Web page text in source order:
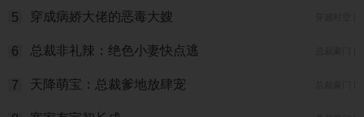
5 穿成病娇大佬的恶毒大嫂
6 总裁非礼辣：绝色小妻快点逃
7 天降萌宝：总裁爹地放肆宠